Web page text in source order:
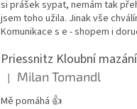
si prášek sypat, nemám tak
jsem toho užila. Jinak vše
Komunikace s e - shopem i
Hodnocení produktu je 5 z 5
| Milan Tomandl
Mě pomáhá 👍